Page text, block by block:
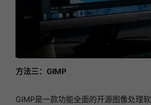
方法三：GIMP
GIMP是一款功能全面的开源图像处理软